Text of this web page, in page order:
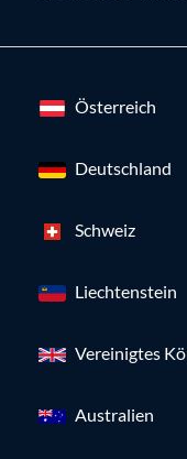
Österreich
Deutschland
Schweiz
Liechtenstein
Vereinigtes
Australien